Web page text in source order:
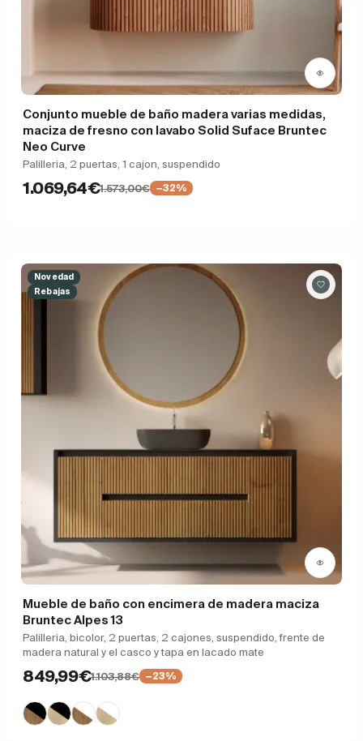
Conjunto mueble de baño madera varias medidas,
maciza de fresno con lavabo Solid Suface Bruntec
Neo Curve
Palilleria, 2 puertas, 1 cajon, suspendido
1.069,64€1.573,00€ −32%
Novedad
Rebajas
Mueble de baño con encimera de madera maciza
Bruntec Alpes 13
Palilleria, bicolor, 2 puertas, 2 cajones, suspendido, frente de
madera natural y el casco y tapa en lacado mate
849,99€1.103,88€ −23%